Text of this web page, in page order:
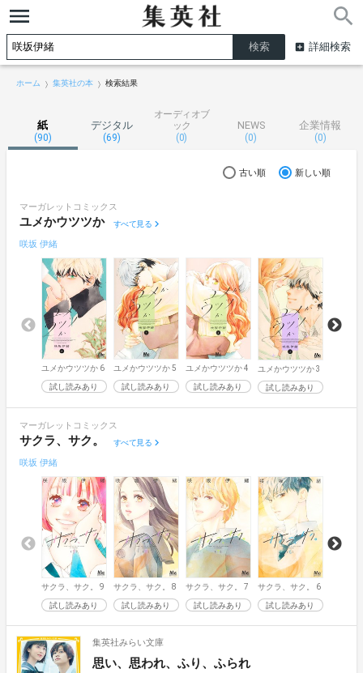
詳細検索
ホーム 集英社の本 検索結果
紙
(90)
デジタル
(69)
オーディオブ
ック
(0)
NEWS
(0)
企業情報
(0)
古い順 新しい順
マーガレットコミックス
ユメかウツツか すべて見る
咲坂 伊緒
ユメかウツツか 6
試し読みあり
ユメかウツツか 5
試し読みあり
ユメかウツツか 4
試し読みあり
ユメかウツツか 3
試し読みあり
マーガレットコミックス
サクラ、サク。 すべて見る
咲坂 伊緒
サクラ、サク。 9
試し読みあり
サクラ、サク。 8
試し読みあり
サクラ、サク。 7
試し読みあり
サクラ、サク。 6
試し読みあり
集英社みらい文庫
思い、思われ、ふり、ふられ